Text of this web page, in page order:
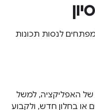
לנסות תכונות
של האפליקציה, למשל
או בחלון חדש, ולקבוע